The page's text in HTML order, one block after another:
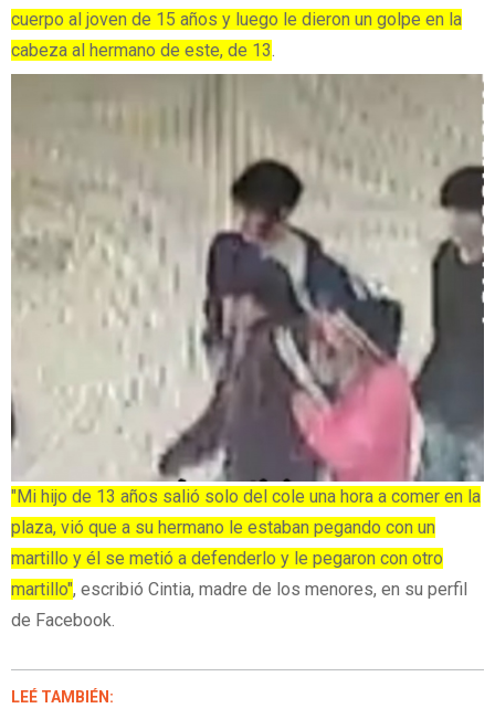
cuerpo al joven de 15 años y luego le dieron un golpe en la
cabeza al hermano de este, de 13
"Mi hijo de 13 años salió solo del cole una hora a comer en la
plaza, vió que a su hermano le estaban pegando con un
martillo y él se metió a defenderlo y le pegaron con otro
martillo", escribió Cintia, madre de los menores, en su perfil
de Facebook.
LEÉ TAMBIÉN: